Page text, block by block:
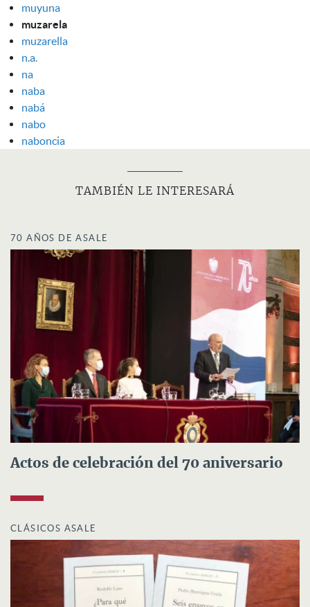
muyuna
muzarela
muzarella
n.a.
na
naba
nabá
nabo
naboncia
TAMBIÉN LE INTERESARÁ
70 AÑOS DE ASALE
Actos de celebración del 70 aniversario
CLÁSICOS ASALE